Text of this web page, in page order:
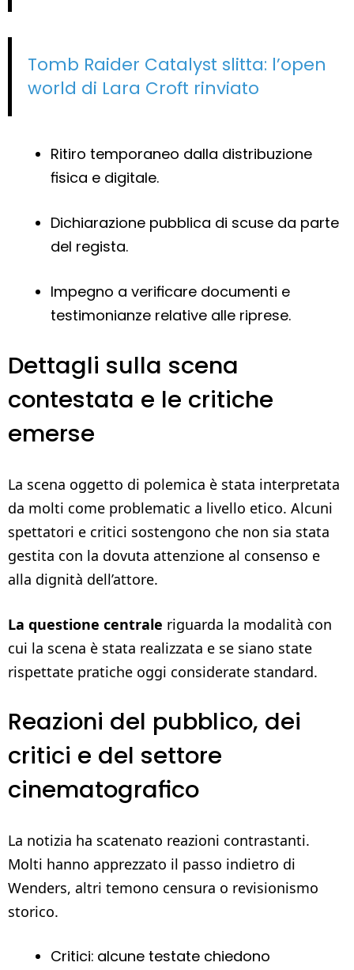
Tomb Raider Catalyst slitta: l’open
world di Lara Croft rinviato
Ritiro temporaneo dalla distribuzione
fisica e digitale.
Dichiarazione pubblica di scuse da parte
del regista.
Impegno a verificare documenti e
testimonianze relative alle riprese.
Dettagli sulla scena
contestata e le critiche
emerse
La scena oggetto di polemica è stata interpretata
da molti come problematic a livello etico. Alcuni
spettatori e critici sostengono che non sia stata
gestita con la dovuta attenzione al consenso e
alla dignità dell’attore.
La questione centrale riguarda la modalità con
cui la scena è stata realizzata e se siano state
rispettate pratiche oggi considerate standard.
Reazioni del pubblico, dei
critici e del settore
cinematografico
La notizia ha scatenato reazioni contrastanti.
Molti hanno apprezzato il passo indietro di
Wenders, altri temono censura o revisionismo
storico.
Critici: alcune testate chiedono